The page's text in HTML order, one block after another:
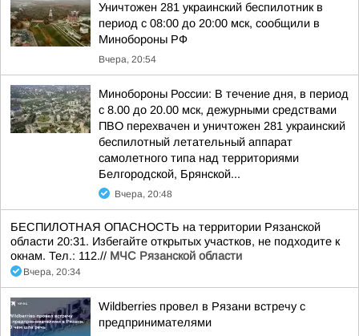
Уничтожен 281 украинский беспилотник в
период с 08:00 до 20:00 мск, сообщили в
Минобороны РФ
Вчера, 20:54
Минобороны России: В течение дня, в период
с 8.00 до 20.00 мск, дежурными средствами
ПВО перехвачен и уничтожен 281 украинский
беспилотный летательный аппарат
самолетного типа над территориями
Белгородской, Брянской...
Вчера, 20:48
БЕСПИЛОТНАЯ ОПАСНОСТЬ на территории Рязанской
области 20:31. Избегайте открытых участков, не подходите к
окнам. Тел.: 112.// МЧС Рязанской области
Вчера, 20:34
Wildberries провел в Рязани встречу с
предпринимателями